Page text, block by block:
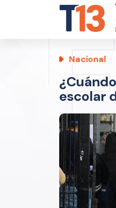
Nacional
escolar